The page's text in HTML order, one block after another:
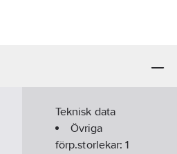
Teknisk data
Övriga
förp.storlekar:1